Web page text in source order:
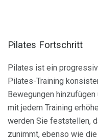
Pilates Fortschritt
Pilates ist ein
Pilates-Training
Bewegungen
mit jedem Training
werden Sie feststellen,
zunimmt, ebenso wie